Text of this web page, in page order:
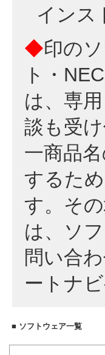
インス
◆印の
ト・
は、専
談も受
一商品
するた
す。その
は、ソ
問い合
ートナ
■ ソフトウェア一覧